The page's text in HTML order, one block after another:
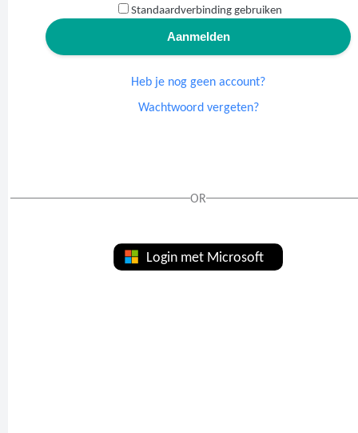
Standaardverbinding gebruiken
Heb je nog geen account?
Wachtwoord vergeten?
OR
Login met Microsoft